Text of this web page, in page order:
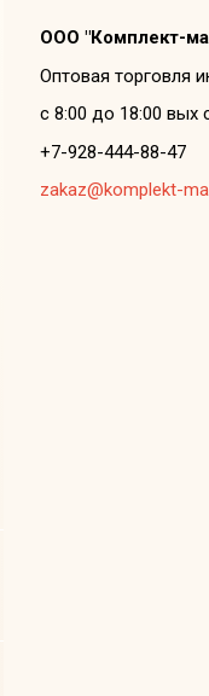
ООО "Комплект-
Оптовая торговля
с 8:00 до 18:00 вых
+7-928-444-88-47
zakaz@komplekt-